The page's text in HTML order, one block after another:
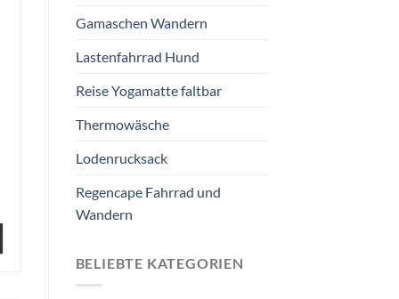
Gamaschen Wandern
Lastenfahrrad Hund
Reise Yogamatte faltbar
Thermowäsche
Lodenrucksack
Regencape Fahrrad und
Wandern
BELIEBTE KATEGORIEN